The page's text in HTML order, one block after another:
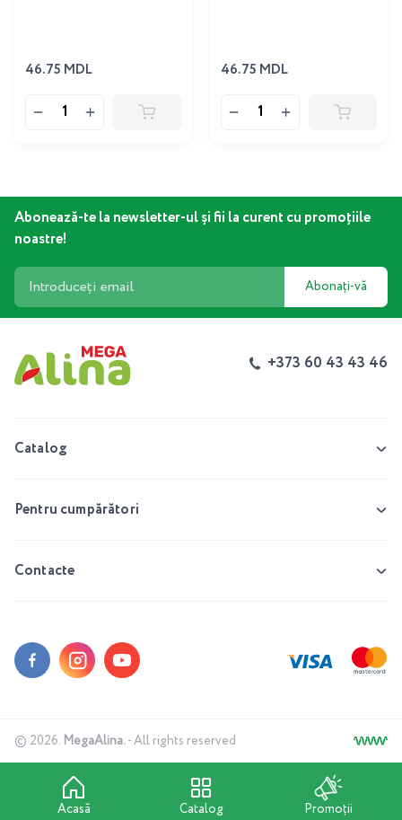
46.75 MDL 46.75 MDL
Abonează-te la newsletter-ul și fii la curent cu promoțiile
noastre!
Abonați-vă
+373 60 43 43 46
Catalog
Pentru cumpărători
Contacte
© 2026. MegaAlina.- All rights reserved
Acasă Catalog Promoții